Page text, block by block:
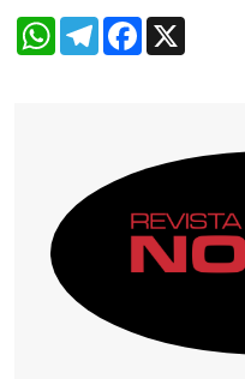
WhatsApp
TelegramFacebook